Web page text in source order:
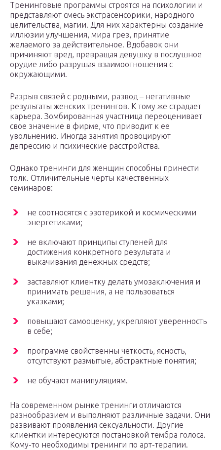
Тренинговые программы строятся на психологии и
представляют смесь экстрасенсорики, народного
целительства, магии. Для них характерны создание
иллюзии улучшения, мира грез, принятие
желаемого за действительное. Вдобавок они
причиняют вред, превращая девушку в послушное
орудие либо разрушая взаимоотношения с
окружающими.
Разрыв связей с родными, развод – негативные
результаты женских тренингов. К тому же страдает
карьера. Зомбированная участница переоценивает
свое значение в фирме, что приводит к ее
увольнению. Иногда занятия провоцируют
депрессию и психические расстройства.
Однако тренинги для женщин способны принести
толк. Отличительные черты качественных
семинаров:
не соотносятся с эзотерикой и космическими
энергетиками;
не включают принципы ступеней для
достижения конкретного результата и
выкачивания денежных средств;
заставляют клиентку делать умозаключения и
принимать решения, а не пользоваться
указками;
повышают самооценку, укрепляют уверенность
в себе;
программе свойственны четкость, ясность,
отсутствуют размытые, абстрактные понятия;
не обучают манипуляциям.
На современном рынке тренинги отличаются
разнообразием и выполняют различные задачи. Они
развивают проявления сексуальности. Другие
клиентки интересуются постановкой тембра голоса.
Кому-то необходимы тренинги по арт-терапии.